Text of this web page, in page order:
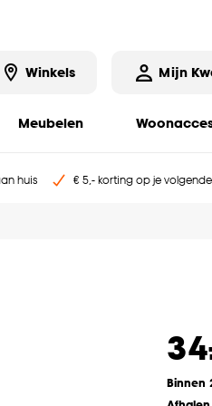
Winkels Mijn
Meubelen
huis € 5,- korting op je
Binnen